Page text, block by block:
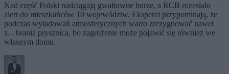
Nad część Polski nadciągają gwałtowne burze, a RCB rozesłało
alert do mieszkańców 10 województw. Eksperci przypominają, że
podczas wyładowań atmosferycznych warto zrezygnować nawet
z... brania prysznica, bo zagrożenie może pojawić się również we
własnym domu.